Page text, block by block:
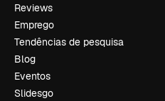
Reviews
Emprego
Tendências de pesquisa
Blog
Eventos
Slidesgo